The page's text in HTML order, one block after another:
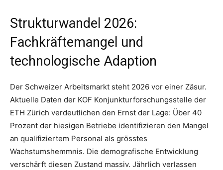
Strukturwandel 2026:
Fachkräftemangel und
technologische Adaption
Der Schweizer Arbeitsmarkt steht 2026 vor einer Zäsur.
Aktuelle Daten der KOF Konjunkturforschungsstelle der
ETH Zürich verdeutlichen den Ernst der Lage: Über 40
Prozent der hiesigen Betriebe identifizieren den Mangel
an qualifiziertem Personal als grösstes
Wachstumshemmnis. Die demografische Entwicklung
verschärft diesen Zustand massiv. Jährlich verlassen